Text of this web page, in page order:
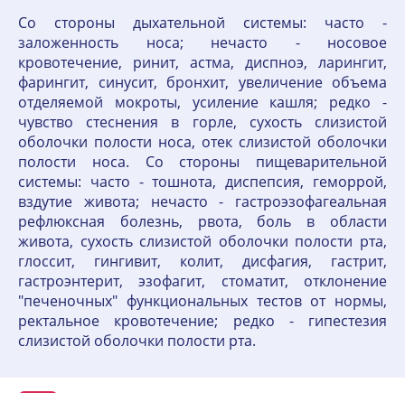
Со стороны дыхательной системы: часто -
заложенность носа; нечасто - носовое
кровотечение, ринит, астма, диспноэ, ларингит,
фарингит, синусит, бронхит, увеличение объема
отделяемой мокроты, усиление кашля; редко -
чувство стеснения в горле, сухость слизистой
оболочки полости носа, отек слизистой оболочки
полости носа. Со стороны пищеварительной
системы: часто - тошнота, диспепсия, геморрой,
вздутие живота; нечасто - гастроэзофагеальная
рефлюксная болезнь, рвота, боль в области
живота, сухость слизистой оболочки полости рта,
глоссит, гингивит, колит, дисфагия, гастрит,
гастроэнтерит, эзофагит, стоматит, отклонение
"печеночных" функциональных тестов от нормы,
ректальное кровотечение; редко - гипестезия
слизистой оболочки полости рта.